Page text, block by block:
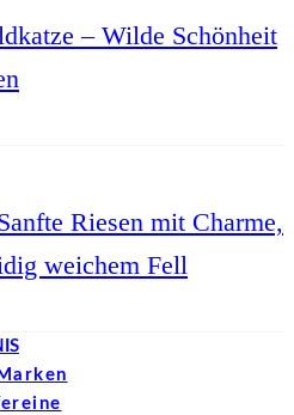
– Wilde Schönheit
Riesen mit Charme,
weichem Fell